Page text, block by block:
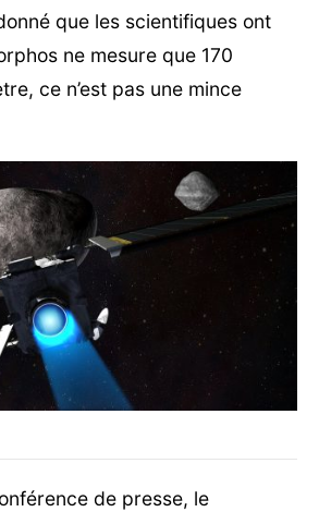
que les scientifiques ont
ne mesure que 170
ce n’est pas une mince
de presse, le